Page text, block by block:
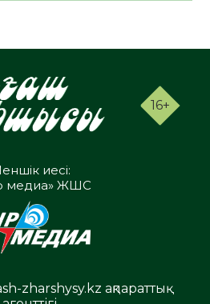
16+
иесі:
медиа» ЖШС
zharshysy.kz ақпараттық